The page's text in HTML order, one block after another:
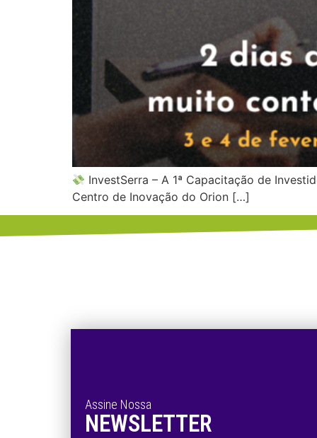
InvestSerra – A 1ª Capacitação de
Centro de Inovação do Orion […]
Assine Nossa
NEWSLETTER